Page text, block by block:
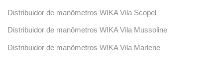
Distribuidor de manômetros WIKA Vila Scopel
Distribuidor de manômetros WIKA Vila Mussoline
Distribuidor de manômetros WIKA Vila Marlene